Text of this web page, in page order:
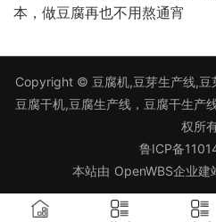
本，做豆腐再也不用熬通宵
Copyright © 豆腐机,豆芽生产线,
豆腐干机,豆腐生产线，豆腐干生产
权所
鲁ICP备
本站由 OpenWBS企业建